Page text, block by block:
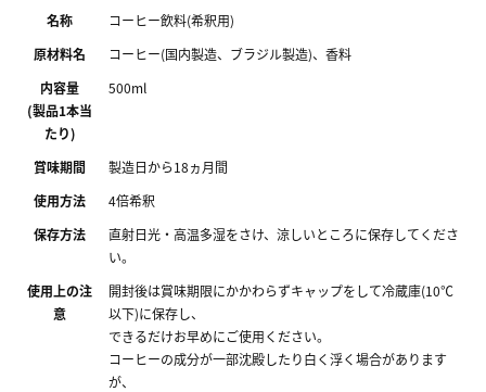
名称
コーヒー飲料(希釈用)
原材料名
コーヒー(国内製造、ブラジル製造)、香料
内容量
(製品1本当
たり)
500ml
賞味期間
製造日から18ヵ月間
使用方法
4倍希釈
保存方法
直射日光・高温多湿をさけ、涼しいところに保存してくださ
い。
使用上の注
意
開封後は賞味期限にかかわらずキャップをして冷蔵庫(10℃
以下)に保存し、
できるだけお早めにご使用ください。
コーヒーの成分が一部沈殿したり白く浮く場合があります
が、